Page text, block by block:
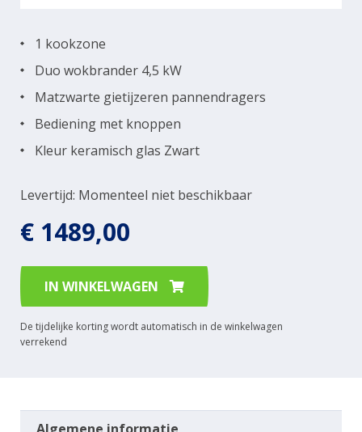
Levertijd: Momenteel niet beschikbaar
1 kookzone
Duo wokbrander 4,5 kW
Matzwarte gietijzeren pannendragers
Bediening met knoppen
Kleur keramisch glas Zwart
€ 1489,00
IN WINKELWAGEN
De tijdelijke korting wordt automatisch in de winkelwagen
verrekend